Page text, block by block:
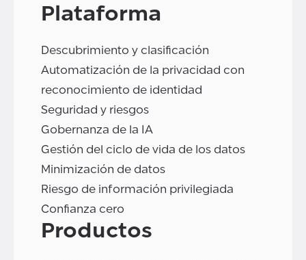
Plataforma
Descubrimiento y clasificación
Automatización de la privacidad con
reconocimiento de identidad
Seguridad y riesgos
Gobernanza de la IA
Gestión del ciclo de vida de los datos
Minimización de datos
Riesgo de información privilegiada
Confianza cero
Productos